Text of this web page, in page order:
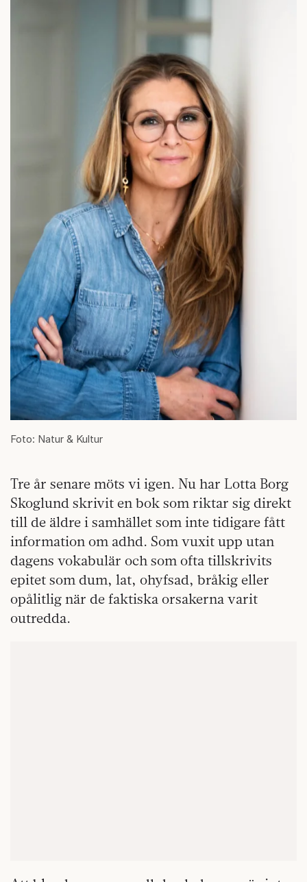
Foto: Natur & Kultur
Tre år senare möts vi igen. Nu har Lotta Borg
Skoglund skrivit en bok som riktar sig direkt
till de äldre i samhället som inte tidigare fått
information om adhd. Som vuxit upp utan
dagens vokabulär och som ofta tillskrivits
epitet som dum, lat, ohyfsad, bråkig eller
opålitlig när de faktiska orsakerna varit
outredda.